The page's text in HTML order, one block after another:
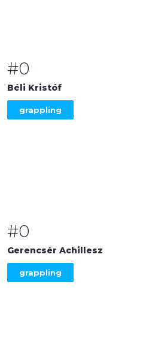
#0
Béli Kristóf
grappling
#0
Gerencsér Achillesz
grappling